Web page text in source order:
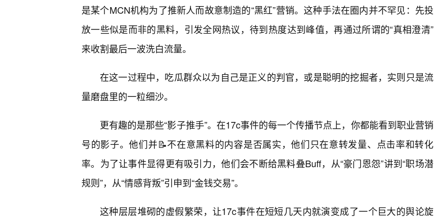
是某个MCN机构为了推新人而故意制造的“黑红”营销。这种手法在圈内并不罕见：先投
放一些似是而非的黑料，引发全网热议，待到热度达到峰值，再通过所谓的“真相澄清”
来收割最后一波洗白流量。
在这一过程中，吃瓜群众以为自己是正义的判官，或是聪明的挖掘者，实则只是流
量磨盘里的一粒细沙。
更有趣的是那些“影子推手”。在17c事件的每一个传播节点上，你都能看到职业营销
号的影子。他们并📝不在意黑料的内容是否属实，他们只在意转发量、点击率和转化
率。为了让事件显得更有吸引力，他们会不断给黑料叠Buff，从“豪门恩怨”讲到“职场潜
规则”，从“情感背叛”引申到“金钱交易”。
这种层层堆砌的虚假繁荣，让17c事件在短短几天内就演变成了一个巨大的舆论旋